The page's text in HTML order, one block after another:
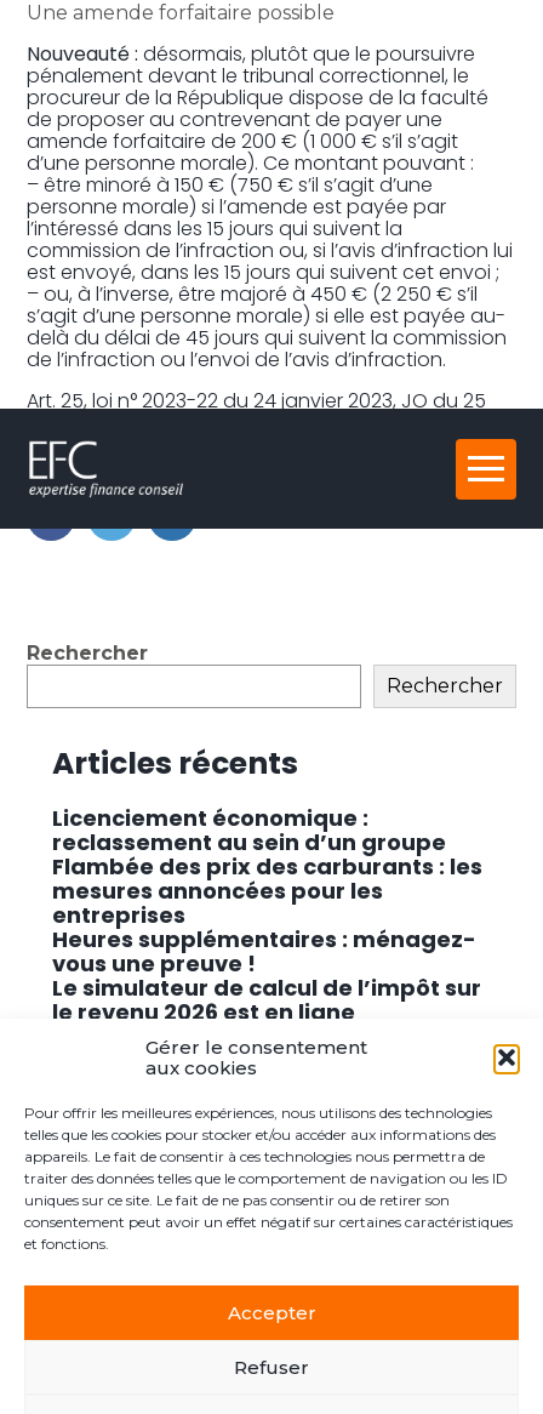
Gérer le consentement
aux cookies
Pour offrir les meilleures expériences, nous utilisons des technologies
telles que les cookies pour stocker et/ou accéder aux informations des
appareils. Le fait de consentir à ces technologies nous permettra de
traiter des données telles que le comportement de navigation ou les ID
uniques sur ce site. Le fait de ne pas consentir ou de retirer son
consentement peut avoir un effet négatif sur certaines caractéristiques
et fonctions.
Accepter
Refuser
Aller
au
Une amende forfaitaire possible
Nouveauté : désormais, plutôt que le poursuivre
pénalement devant le tribunal correctionnel, le
procureur de la République dispose de la faculté
de proposer au contrevenant de payer une
amende forfaitaire de 200 € (1 000 € s’il s’agit
d’une personne morale). Ce montant pouvant :
– être minoré à 150 € (750 € s’il s’agit d’une
personne morale) si l’amende est payée par
l’intéressé dans les 15 jours qui suivent la
commission de l’infraction ou, si l’avis d’infraction lui
est envoyé, dans les 15 jours qui suivent cet envoi ;
– ou, à l’inverse, être majoré à 450 € (2 250 € s’il
s’agit d’une personne morale) si elle est payée au-
delà du délai de 45 jours qui suivent la commission
de l’infraction ou l’envoi de l’avis d’infraction.
Art. 25, loi n° 2023-22 du 24 janvier 2023, JO du 25
Partager :
FaceBook
TwitterLinkedIn
Blog
Rechercher
Rechercher
Articles récents
Licenciement économique :
reclassement au sein d’un groupe
Flambée des prix des carburants : les
mesures annoncées pour les
entreprises
Heures supplémentaires : ménagez-
vous une preuve !
Le simulateur de calcul de l’impôt sur
le revenu 2026 est en ligne
Promouvoir des solutions de
cybersécurité conformes au RGPD
Commentaires récents
Aucun commentaire à afficher.